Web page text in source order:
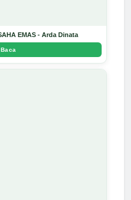
EMAS - Arda Dinata